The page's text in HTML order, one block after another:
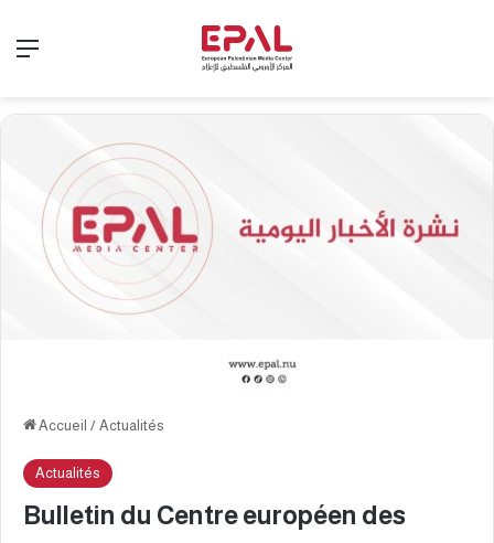
Accueil / Actualités
Actualités
Bulletin du Centre européen des